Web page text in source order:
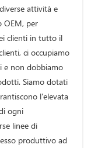
attività e
OEM, per
clienti in tutto il
ci occupiamo
e non dobbiamo
Siamo dotati
l'elevata
ogni
linee di
produttivo ad